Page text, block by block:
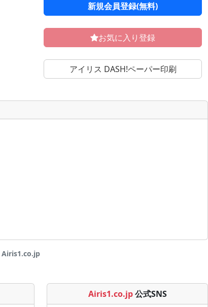
新規会員登録(無料)
お気に入り登録
アイリス DASH!ペーパー印刷
Airis1.co.jp
Airis1.co.jp 公式SNS